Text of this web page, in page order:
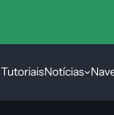
TutoriaisNotícias